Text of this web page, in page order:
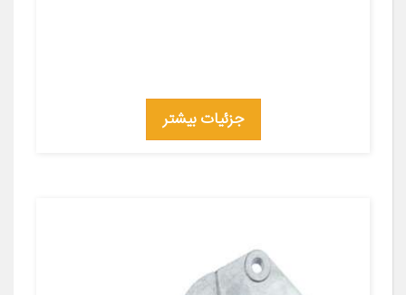
جزئیات بیشتر